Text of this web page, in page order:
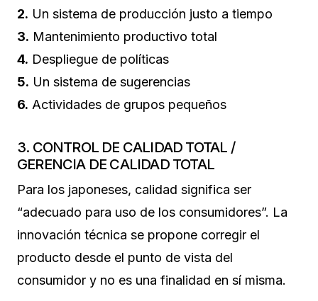
2. Un sistema de producción justo a tiempo
3. Mantenimiento productivo total
4. Despliegue de políticas
5. Un sistema de sugerencias
6. Actividades de grupos pequeños
3. CONTROL DE CALIDAD TOTAL /
GERENCIA DE CALIDAD TOTAL
Para los japoneses, calidad significa ser
“adecuado para uso de los consumidores”. La
innovación técnica se propone corregir el
producto desde el punto de vista del
consumidor y no es una finalidad en sí misma.